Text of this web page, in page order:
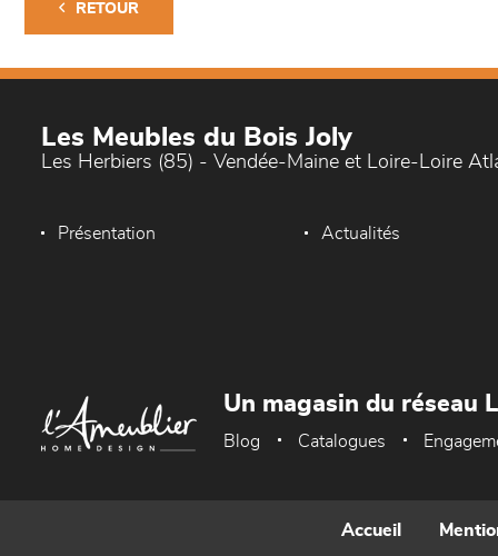
RETOUR
Les Meubles du Bois Joly
Les Herbiers (85) - Vendée-Maine et Loire-Loire
Présentation Actualités
Un magasin du réseau
Blog Catalogues
Accueil